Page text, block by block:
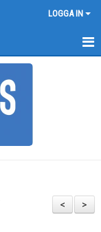
LOGGA IN
>
<